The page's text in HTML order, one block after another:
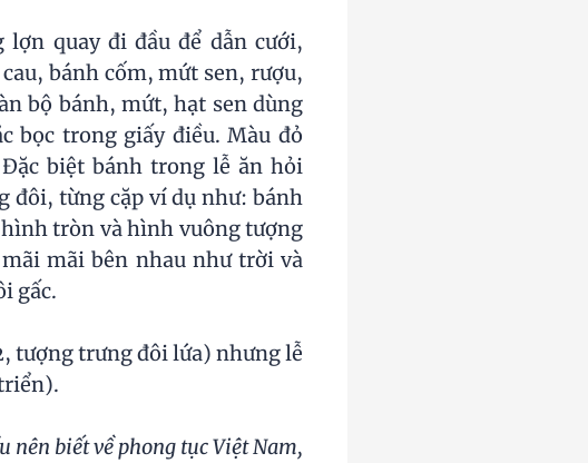
quay đi đầu để dẫn cưới,
bánh cốm, mứt sen, rượu,
bộ bánh, mứt, hạt sen dùng
bọc trong giấy điều. Màu đỏ
biệt bánh trong lễ ăn hỏi
đôi, từng cặp ví dụ như: bánh
tròn và hình vuông tượng
mãi bên nhau như trời và
gấc.
tượng trưng đôi lứa) nhưng lễ
nên biết về phong tục Việt Nam,